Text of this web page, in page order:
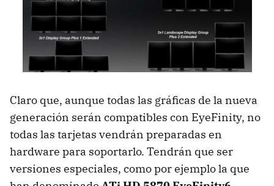
Claro que, aunque todas las gráficas de la nueva
generación serán compatibles con EyeFinity, no
todas las tarjetas vendrán preparadas en
hardware para soportarlo. Tendrán que ser
versiones especiales, como por ejemplo la que